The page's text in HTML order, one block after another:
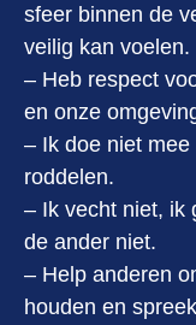
sfeer binnen de
veilig kan voelen.
– Heb respect
en onze
– Ik doe niet
roddelen.
– Ik vecht niet, ik
de ander niet.
– Help anderen
houden en